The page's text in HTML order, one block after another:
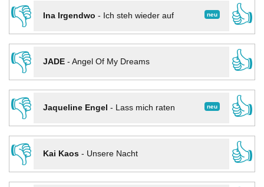
👎
neu
Ina Irgendwo - Ich steh wieder auf
👍
👎
JADE- Angel Of My Dreams
👍
👎
neu
Jaqueline Engel - Lass mich raten
👍
👎
Kai Kaos- Unsere Nacht
👍